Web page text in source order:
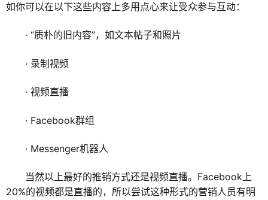
如你可以在以下这些内容上多用点心来让受众参与互动：
· “质朴的旧内容”，如文本帖子和照片
· 录制视频
· 视频直播
· Facebook群组
· Messenger机器人
当然以上最好的推销方式还是视频直播。Facebook上
20%的视频都是直播的，所以尝试这种形式的营销人员有明